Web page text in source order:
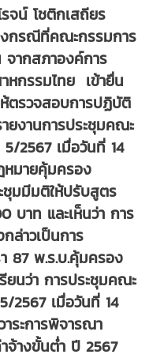
จน์ โชติกเสถียร
งกรณีที่คณะกรรมการ
ากสภาองค์การ
หกรรมไทย เข้ายื่น
ตรวจสอบการปฏิบัติ
ยงานการประชุมคณะ
2567 เมื่อวันที่ 14
มายคุ้มครอง
ชุมมีมติให้ปรับสูตร
บาท และเห็นว่า การ
ล่าวเป็นการ
87 พ.ร.บ.คุ้มครอง
ยนว่า การประชุมคณะ
2567 เมื่อวันที่ 14
ระการพิจารณา
จ้างขั้นต่ำ ปี 2567